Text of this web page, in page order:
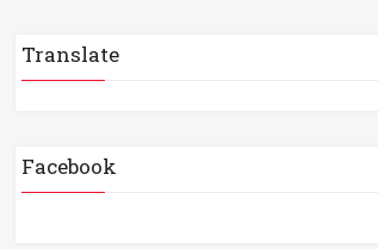
Translate
Facebook